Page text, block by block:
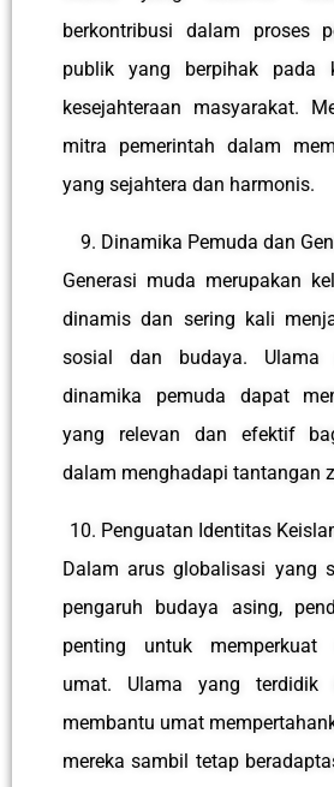
berkontribusi dalam proses
publik yang berpihak pada
kesejahteraan masyarakat.
mitra pemerintah dalam
yang sejahtera dan harmonis.
Dinamika Pemuda dan
Generasi muda merupakan
dinamis dan sering kali
sosial dan budaya. Ulama
dinamika pemuda dapat
yang relevan dan efektif
dalam menghadapi tantangan
Penguatan Identitas
Dalam arus globalisasi yang
pengaruh budaya asing,
penting untuk memperkuat
umat. Ulama yang terdidik
membantu umat
mereka sambil tetap